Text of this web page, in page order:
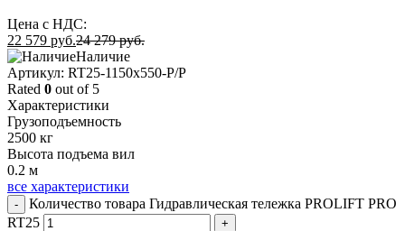
Цена с НДС:
22 579 руб.24 279руб.
Наличие
Aртикул: RT25-1150x550-P/P
Rated 0 out of 5
Характеристики
Грузоподъемность
2500 кг
Высота подъема вил
0.2 м
все характеристики
-
Количество товара Гидравлическая тележка PROLIFT PRO
RT25
+